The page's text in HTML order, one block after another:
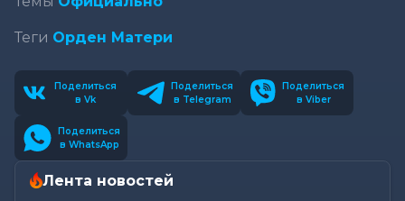
Теги Орден Матери
Поделиться
в Vk
Поделиться
в Telegram
Поделиться
в Viber
Поделиться
в WhatsApp
Лента новостей